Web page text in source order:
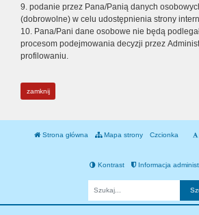
9. podanie przez Pana/Panią danych
(dobrowolne) w celu udostępnienia strony
10. Pana/Pani dane osobowe nie będą
procesom podejmowania decyzji przez
profilowaniu.
zamknij
Strona główna Mapa strony Czcionka
Kontrast Informacja